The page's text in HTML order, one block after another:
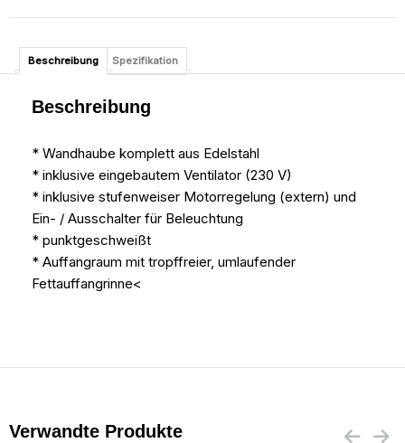
Beschreibung Spezifikation
Beschreibung
* Wandhaube komplett aus Edelstahl
* inklusive eingebautem Ventilator (230 V)
* inklusive stufenweiser Motorregelung (extern) und
Ein- / Ausschalter für Beleuchtung
* punktgeschweißt
* Auffangraum mit tropffreier, umlaufender
Fettauffangrinne<
Verwandte Produkte